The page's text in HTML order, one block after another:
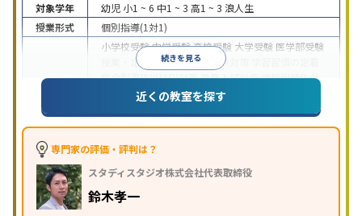
続きを見る
対象学年 幼児 小1 ~ 6 中1 ~ 3 高1 ~ 3 浪人生
授業形式
個別指導(1対1)
小学校受験中学受験高校受験 大学受験 医学部受験
授業・定期テスト対策
内申点対策
総合型選抜(旧AO)対策推薦入試対策学校別特化対
国公立大対策私大対策 共通テスト対策
語・英会話特化対策その他科目別特化対策
特徴
中高一貫校生に対応
応
学習にPC・タブレットを利用
科目から受講可能季節講習のみの受講可
の子どもに対応
※2023年3月調査。
近くの教室を探す
専門家の評価・評判は？
スタディスタジオ株式会社代表取締役
鈴木孝一